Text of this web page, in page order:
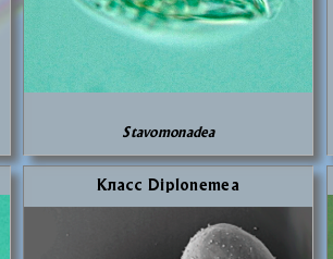
Stavomonadea
Класс Diplonemea